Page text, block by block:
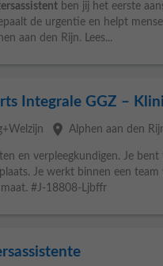
ben jij het eerste
de urgentie en helpt
aan den Rijn. Lees...
Integrale GGZ –
place Alphen aan den
en verpleegkundigen. Je
Je werkt binnen een
#J-18808-Ljbffr